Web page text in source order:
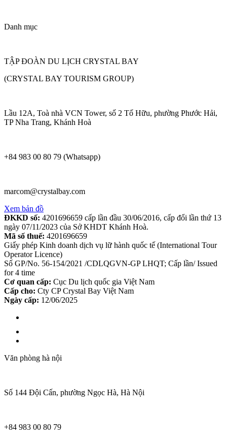
Danh mục
TẬP ĐOÀN DU LỊCH CRYSTAL BAY
(CRYSTAL BAY TOURISM GROUP)
Lầu 12A, Toà nhà VCN Tower, số 2 Tố Hữu, phường Phước Hải,
TP Nha Trang, Khánh Hoà
+84 983 00 80 79 (Whatsapp)
marcom@crystalbay.com
Xem bản đồ
ĐKKD số: 4201696659 cấp lần đầu 30/06/2016, cấp đổi lần thứ 13
ngày 07/11/2023 của Sở KHDT Khánh Hoà.
Mã số thuế: 4201696659
Giấy phép Kinh doanh dịch vụ lữ hành quốc tế (International Tour
Operator Licence)
Số GP/No. 56-154/2021 /CDLQGVN-GP LHQT; Cấp lần/ Issued
for 4 time
Cơ quan cấp: Cục Du lịch quốc gia Việt Nam
Cấp cho: Cty CP Crystal Bay Việt Nam
Ngày cấp: 12/06/2025
Văn phòng hà nội
Số 144 Đội Cấn, phường Ngọc Hà, Hà Nội
+84 983 00 80 79